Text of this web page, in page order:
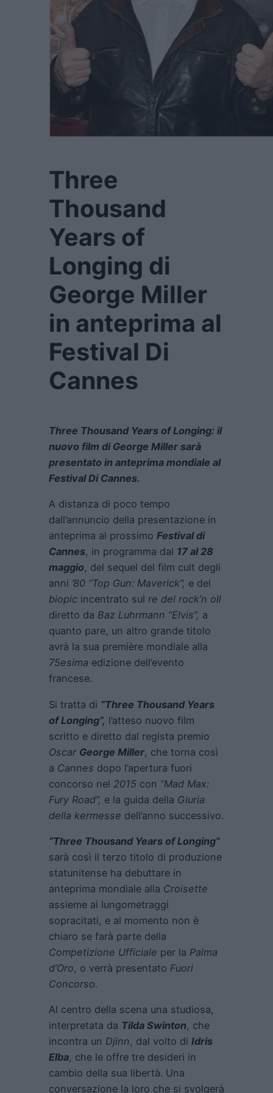
Three
Thousand
Years of
Longing di
George Miller
in anteprima al
Festival Di
Cannes
Three Thousand Years of Longing: il
nuovo film di George Miller sarà
presentato in anteprima mondiale al
Festival Di Cannes.
A distanza di poco tempo
dall’annuncio della presentazione in
anteprima al prossimo Festival di
Cannes, in programma dal 17 al 28
maggio, del sequel del film cult degli
anni ’80 “Top Gun: Maverick”, e del
biopic incentrato sul re del rock’n oll
diretto da Baz Luhrmann “Elvis”, a
quanto pare, un altro grande titolo
avrà la sua première mondiale alla
75esima edizione dell’evento
francese.
Si tratta di “Three Thousand Years
of Longing”, l’atteso nuovo film
scritto e diretto dal regista premio
Oscar George Miller, che torna così
a Cannes dopo l’apertura fuori
concorso nel 2015 con “Mad Max:
Fury Road”, e la guida della Giuria
della kermesse dell’anno successivo.
“Three Thousand Years of Longing”
sarà così il terzo titolo di produzione
statunitense ha debuttare in
anteprima mondiale alla Croisette
assieme ai lungometraggi
sopracitati, e al momento non è
chiaro se farà parte della
Competizione Ufficiale per la Palma
d’Oro, o verrà presentato Fuori
Concorso.
Al centro della scena una studiosa,
interpretata da Tilda Swinton, che
incontra un Djinn, dal volto di Idris
Elba, che le offre tre desideri in
cambio della sua libertà. Una
conversazione la loro che si svolgerà